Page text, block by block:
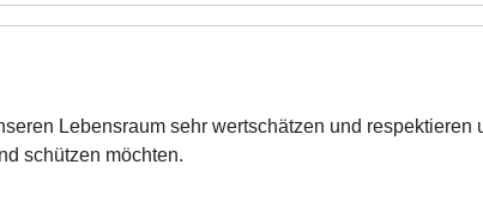
Lebensraum sehr wertschätzen und respektieren
schützen möchten.